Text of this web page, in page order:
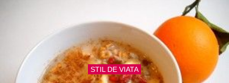
STIL DE VIATA